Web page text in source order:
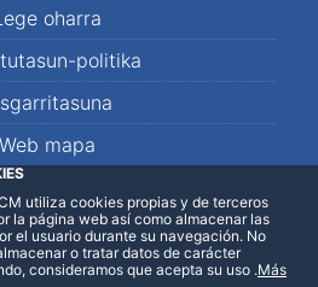
oharra
politika
Web mapa
utiliza cookies propias y de terceros
la página web así como almacenar las
el usuario durante su navegación. No
o tratar datos de carácter
consideramos que acepta su uso .Más